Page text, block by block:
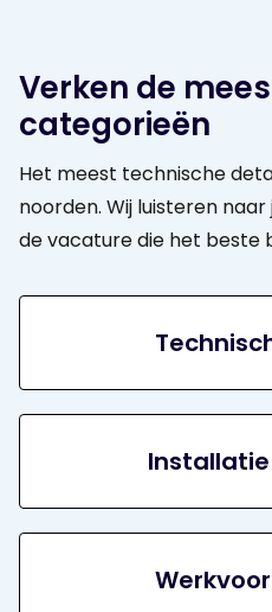
Verken de
categorieën
Het meest technische
noorden. Wij luisteren
de vacature die het beste